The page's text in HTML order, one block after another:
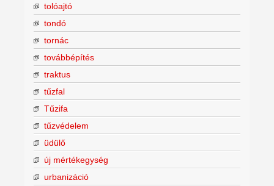
tolóajtó
tondó
tornác
továbbépítés
traktus
tűzfal
Tűzifa
tűzvédelem
üdülő
új mértékegység
urbanizáció